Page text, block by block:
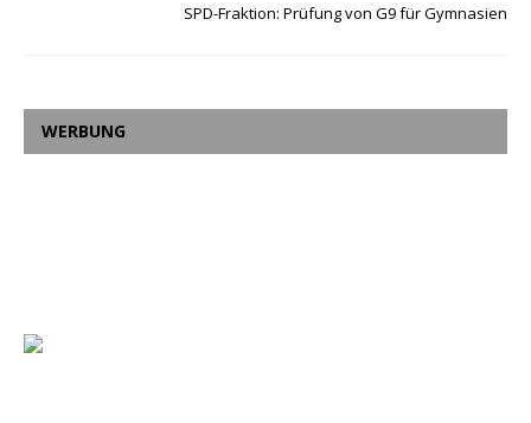
SPD-Fraktion: Prüfung von G9 für Gymnasien
WERBUNG